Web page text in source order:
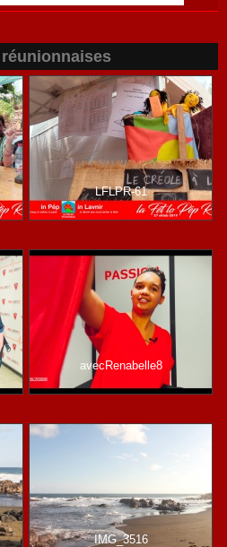
LFLPR-61
avecRenabelle8
IMG_3516